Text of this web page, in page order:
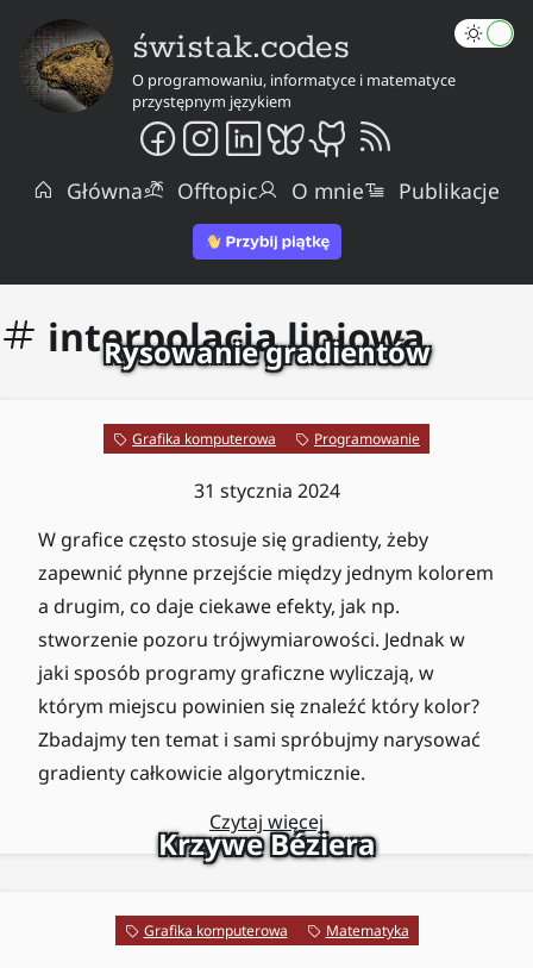
świstak.codes
O programowaniu, informatyce i matematyce
przystępnym językiem
Główna Offtopic O mnie Publikacje
interpolacja liniowa
Rysowanie gradientów
Grafika komputerowa Programowanie
31 stycznia 2024
W grafice często stosuje się gradienty, żeby
zapewnić płynne przejście między jednym kolorem
a drugim, co daje ciekawe efekty, jak np.
stworzenie pozoru trójwymiarowości. Jednak w
jaki sposób programy graficzne wyliczają, w
którym miejscu powinien się znaleźć który kolor?
Zbadajmy ten temat i sami spróbujmy narysować
gradienty całkowicie algorytmicznie.
Czytaj więcej
Krzywe Béziera
Grafika komputerowa Matematyka